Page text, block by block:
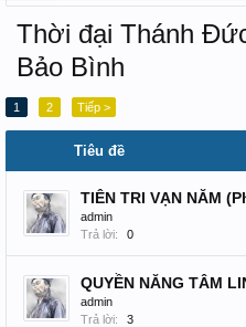
Thời đại Thánh
Bảo Bình
1 2 Tiếp >
Tiêu đề
TIÊN TRI VẠN NĂM
admin
Trả lời:
0
QUYỀN NĂNG TÂM
admin
Trả lời:
3